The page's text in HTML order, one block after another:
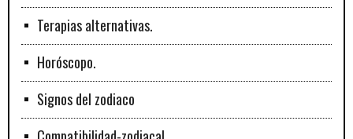
Terapias alternativas.
Horóscopo.
Signos del zodiaco